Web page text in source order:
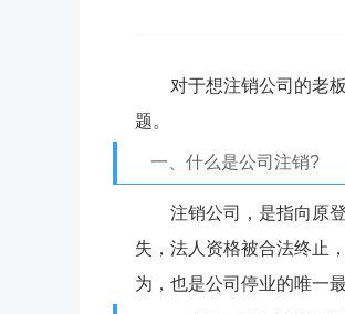
对于想注销公司的老
题。
一、什么是公司注销?
注销公司，是指向原
失，法人资格被合法终止
为，也是公司停业的唯一最